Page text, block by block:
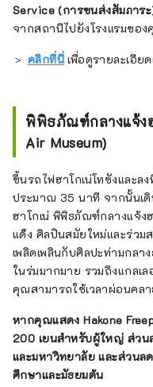
Service (การขนส่งสัมภาร
จากสถานีไปยังโรงแรมขอ
＞ คลิกที่นี่เพื่อดูรายละเอีย
พิพิธภัณฑ์กลางแจ้งฮ
Air Museum)
ขึ้นรถไฟฮาโกเน่โทซังและล
ประมาณ 35 นาที จากนั้นเ
ฮาโกเน่ พิพิธภัณฑ์กลางแจ้ง
แด็ง ศิลปินสมัยใหม่และร่วม
เพลิดเพลินกับศิลปะท่ามกล
ในร่มมากมาย รวมถึงแกลเ
คุณสามารถใช้เวลาผ่อนคล
หากคุณแสดง Hakone
200 เยนสำหรับผู้ใหญ่ ส่วน
และมหาวิทยาลัย และส่วนล
ศึกษาและมัธยมต้น